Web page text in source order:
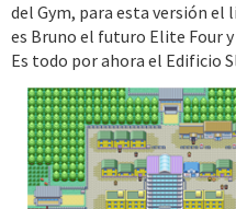
del Gym, para esta versión el
es Bruno el futuro Elite Four
Es todo por ahora el Edificio